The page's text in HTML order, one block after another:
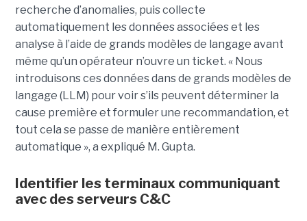
recherche d’anomalies, puis collecte
automatiquement les données associées et les
analyse à l’aide de grands modèles de langage avant
même qu’un opérateur n’ouvre un ticket. « Nous
introduisons ces données dans de grands modèles de
langage (LLM) pour voir s’ils peuvent déterminer la
cause première et formuler une recommandation, et
tout cela se passe de manière entièrement
automatique », a expliqué M. Gupta.
Identifier les terminaux communiquant
avec des serveurs C&C